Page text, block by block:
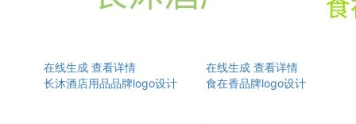
在线生成 查看详情
长沐酒店用品品牌logo设计
在线生成 查看详情
食在香品牌logo设计